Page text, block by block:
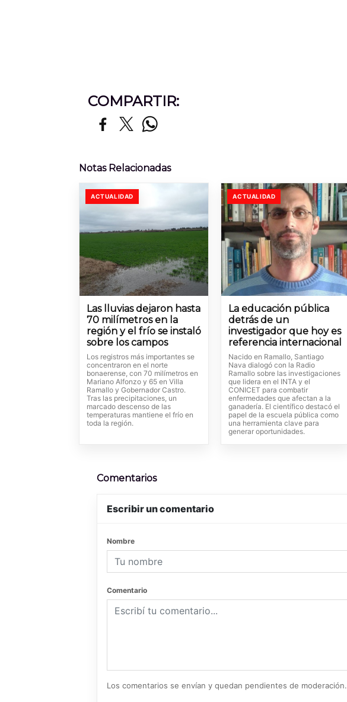
COMPARTIR:
Notas Relacionadas
ACTUALIDAD
Las lluvias dejaron hasta
70 milímetros en la
región y el frío se instaló
sobre los campos
Los registros más importantes se
concentraron en el norte
bonaerense, con 70 milímetros en
Mariano Alfonzo y 65 en Villa
Ramallo y Gobernador Castro.
Tras las precipitaciones, un
marcado descenso de las
temperaturas mantiene el frío en
toda la región.
ACTUALIDAD
La educación pública
detrás de un
investigador que hoy es
referencia internacional
Nacido en Ramallo, Santiago
Nava dialogó con la Radio
Ramallo sobre las investigaciones
que lidera en el INTA y el
CONICET para combatir
enfermedades que afectan a la
ganadería. El científico destacó el
papel de la escuela pública como
una herramienta clave para
generar oportunidades.
Comentarios
Escribir un comentario
Nombre
Comentario
Los comentarios se envían y quedan pendientes de moderación.